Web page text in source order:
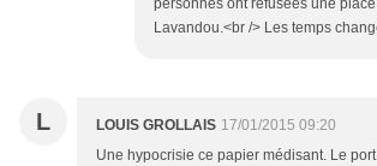
personnes ont refusées une
Lavandou.<br /> Les temps
L LOUIS GROLLAIS 17/01/2015 09:20
Une hypocrisie ce papier médisant. Le